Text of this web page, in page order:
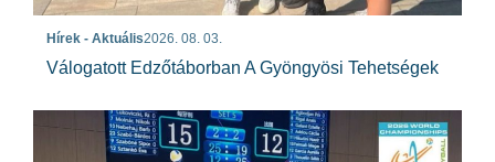
Hírek - Aktuális2026. 08. 03.
Válogatott Edzőtáborban A Gyöngyösi Tehetségek